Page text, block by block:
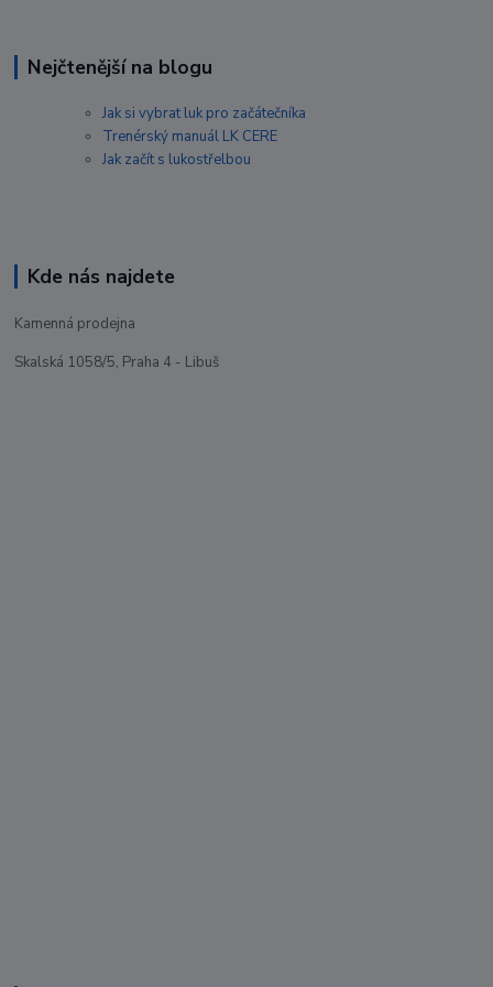
Nejčtenější na blogu
Jak si vybrat luk pro začátečníka
Trenérský manuál LK CERE
Jak začít s lukostřelbou
Kde nás najdete
Kamenná prodejna
Skalská 1058/5, Praha 4 - Libuš